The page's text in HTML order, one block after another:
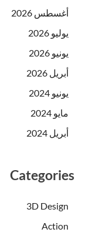
أغسطس 2026
يوليو 2026
يونيو 2026
أبريل 2026
يونيو 2024
مايو 2024
أبريل 2024
Categories
3D Design
Action